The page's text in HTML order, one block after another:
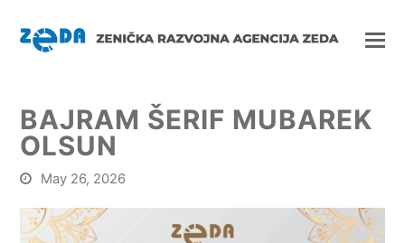
BAJRAM ŠERIF MUBAREK
OLSUN
May 26, 2026